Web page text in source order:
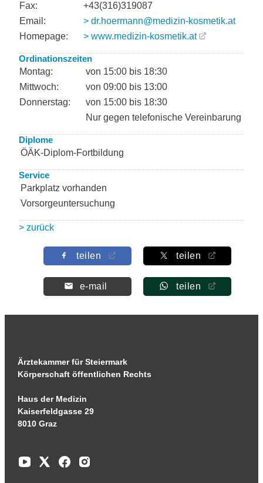
Fax:
+43(316)319087
Email:
> dr.hoermann@medizin-kosmetik.at
Homepage:
> www.medizin-kosmetik.at
Ordinationszeiten
Montag:
von 15:00 bis 18:30
Mittwoch:
von 09:00 bis 13:00
Donnerstag:
von 15:00 bis 18:30
Nur gegen telefonische Vereinbarung
Diplome
ÖÄK-Diplom-Fortbildung
Service
Parkplatz vorhanden
Vorsorgeuntersuchung
> zurück
teilen teilen
e-mail teilen
Ärztekammer für Steiermark
Körperschaft öffentlichen Rechts
Haus der Medizin
Kaiserfeldgasse 29
8010 Graz